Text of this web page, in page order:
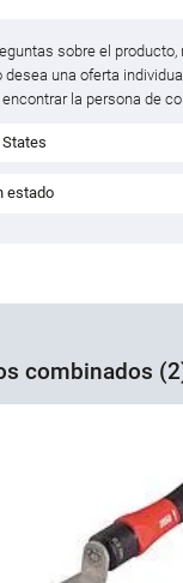
sobre el producto,
desea una oferta
la persona de
estado
combinados